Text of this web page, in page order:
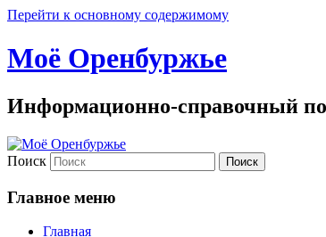
Перейти к основному содержимому
Моё Оренбуржье
Информационно-справочный
Поиск
Главное меню
Главная